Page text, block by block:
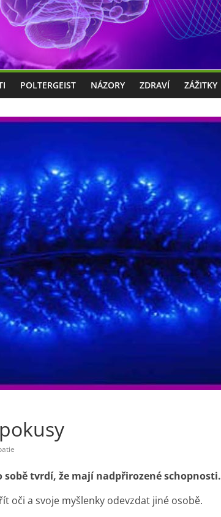
POLTERGEIST NÁZORY ZDRAVÍ ZÁŽITKY
tvrdí, že mají nadpřirozené schopnosti.
oči a svoje myšlenky odevzdat jiné osobě.